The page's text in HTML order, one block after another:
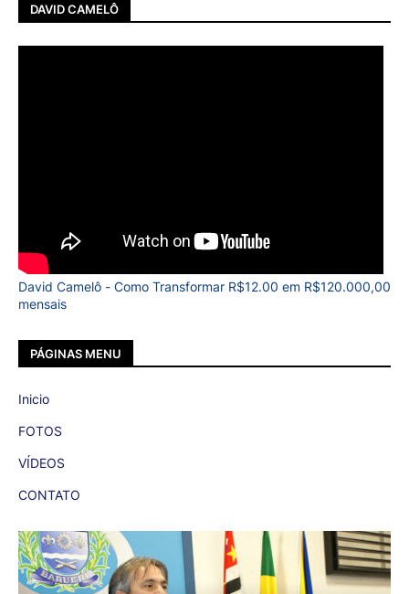
DAVID CAMELÔ
David Camelô - Como Transformar R$12.00 em R$120.000,00
mensais
PÁGINAS MENU
Inicio
FOTOS
VÍDEOS
CONTATO